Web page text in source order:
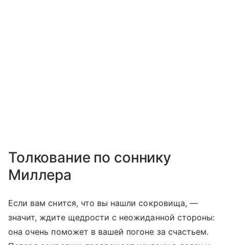
Толкование по соннику
Миллера
Если вам снится, что вы нашли сокровища, —
значит, ждите щедрости с неожиданной стороны:
она очень поможет в вашей погоне за счастьем.